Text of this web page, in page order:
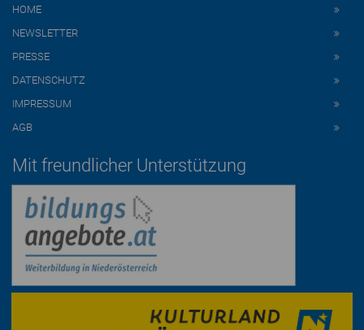
HOME
NEWSLETTER
PRESSE
DATENSCHUTZ
IMPRESSUM
AGB
Mit freundlicher Unterstützung